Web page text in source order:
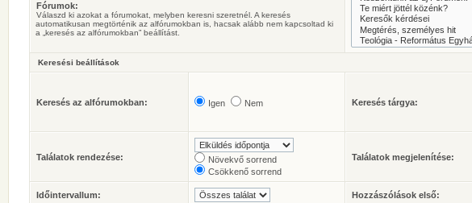
Fórumok:
Válaszd ki azokat a fórumokat, melyben keresni szeretnél. A keresés
automatikusan megtörténik az alfórumokban is, hacsak alább nem kapcsoltad ki
a „keresés az alfórumokban” beállítást.
Keresési beállítások
Keresés az alfórumokban: Igen Nem Keresés tárgya:
Találatok rendezése:
Növekvő sorrend
Csökkenő sorrend
Találatok megjelenítése:
Időintervallum: Hozzászólások első: